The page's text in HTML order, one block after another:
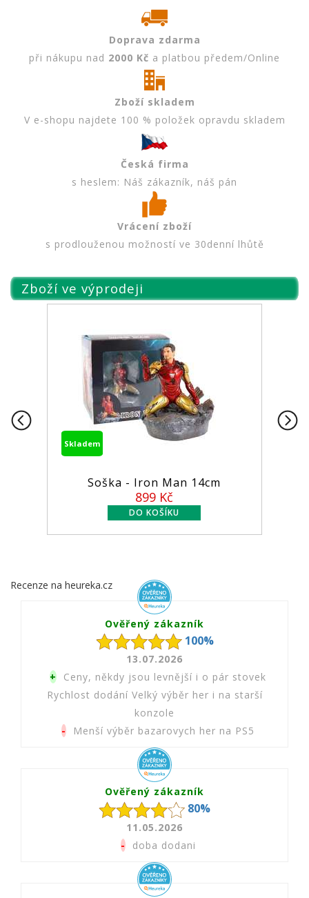
Doprava zdarma
při nákupu nad 2000 Kč a platbou předem/Online
Zboží skladem
V e-shopu najdete 100 % položek opravdu skladem
Česká firma
s heslem: Náš zákazník, náš pán
Vrácení zboží
s prodlouženou možností ve 30denní lhůtě
Zboží ve výprodeji
Skladem
Soška - Iron Man 14cm
899 Kč
Recenze na heureka.cz
Ověřený zákazník
100%
13.07.2026
+ Ceny, někdy jsou levnější i o pár stovek
Rychlost dodání Velký výběr her i na starší
konzole
- Menší výběr bazarovych her na PS5
Ověřený zákazník
80%
11.05.2026
-doba dodani